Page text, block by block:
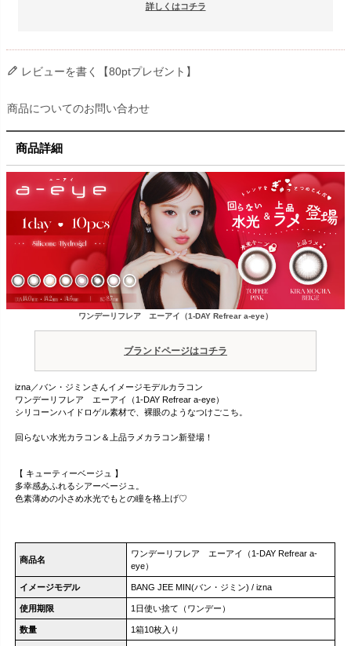
詳しくはコチラ
レビューを書く【80ptプレゼント】
商品についてのお問い合わせ
商品詳細
ワンデーリフレア エーアイ（1-DAY Refrear a-eye）
ブランドページはコチラ
izna／バン・ジミンさんイメージモデルカラコン
ワンデーリフレア エーアイ（1-DAY Refrear a-eye）
シリコーンハイドロゲル素材で、裸眼のようなつけごこち。
回らない水光カラコン＆上品ラメカラコン新登場！
【 キューティーベージュ 】
多幸感あふれるシアーベージュ。
色素薄めの小さめ水光でもとの瞳を格上げ♡
商品名
ワンデーリフレア エーアイ（1-DAY Refrear a-
eye）
イメージモデル BANG JEE MIN(バン・ジミン) / izna
使用期限 1日使い捨て（ワンデー）
数量 1箱10枚入り